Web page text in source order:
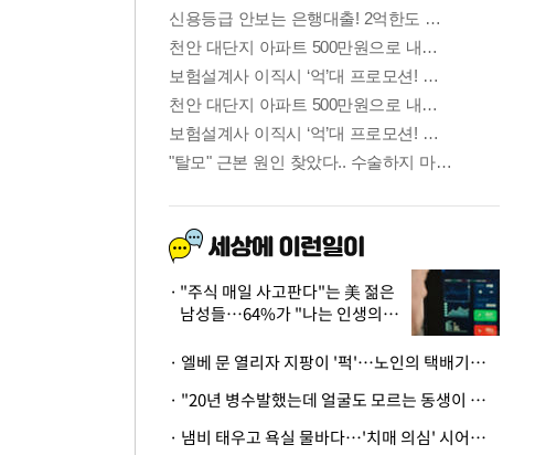
"주식 매일 사고판다"는 美 젊은
남성들…64%가 "나는 인생의
· 엘베 문 열리자 지팡이 '퍽'…노인의 택배기사 폭행 이유
· "20년 병수발했는데 얼굴도 모르는 동생이 유산 절반을"…배다른 형제 상속권 있을까
· 냄비 태우고 욕실 물바다…'치매 의심' 시어머니 검사 권유했다가 '날벼락'